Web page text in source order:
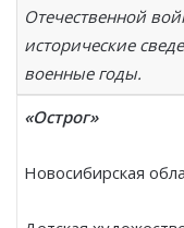
Отечественной
исторические
военные годы.
«Острог»
Новосибирская